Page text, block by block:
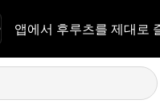
앱에서 후루츠를 제대로